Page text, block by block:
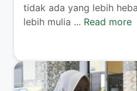
tidak ada yang lebih
lebih mulia ... Read more